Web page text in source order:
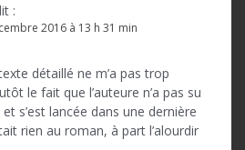
:
2016 à 13 h 31 min
détaillé ne m’a pas trop
le fait que l’auteure n’a pas su
s’est lancée dans une dernière
rien au roman, à part l’alourdir